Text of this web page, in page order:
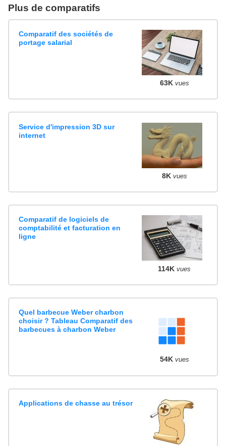
Plus de comparatifs
Comparatif des sociétés de
portage salarial
63K vues
Service d'impression 3D sur
internet
8K vues
Comparatif de logiciels de
comptabilité et facturation en
ligne
114K vues
Quel barbecue Weber charbon
choisir ? Tableau Comparatif des
barbecues à charbon Weber
54K vues
Applications de chasse au trésor